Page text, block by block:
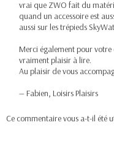
vrai que ZWO fait du
quand un accessoire est
aussi sur les trépieds
Merci également pour votre
vraiment plaisir à lire.
Au plaisir de vous
— Fabien, Loisirs Plaisirs
Ce commentaire vous a-t-il été